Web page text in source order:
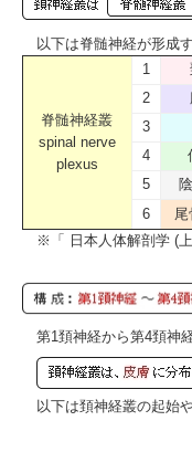
以下は脊髄神経が形成
脊髄神経叢
spinal nerve
plexus
1
2
3
4
5
6
※「
日本人体解剖学 (
第1頚神経から第4頚神
以下は頚神経叢の起始